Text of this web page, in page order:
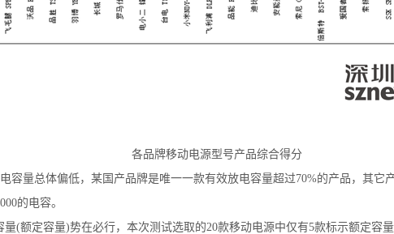
各品牌移动电源型号产品综合得分
量总体偏低，某国产品牌是唯一一款有效放电容量超过70%的产品，其它
的电容。
额定容量)势在必行，本次测试选取的20款移动电源中仅有5款标示额定容